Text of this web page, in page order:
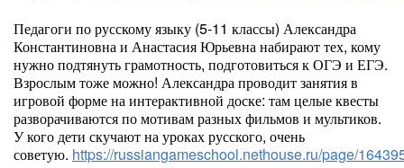
Педагоги по русскому языку (5-11 классы) Александра
Константиновна и Анастасия Юрьевна набирают тех, кому
нужно подтянуть грамотность, подготовиться к ОГЭ и ЕГЭ.
Взрослым тоже можно! Александра проводит занятия в
игровой форме на интерактивной доске: там целые квесты
разворачиваются по мотивам разных фильмов и мультиков.
У кого дети скучают на уроках русского, очень
советую. https://russiangameschool.nethouse.ru/page/